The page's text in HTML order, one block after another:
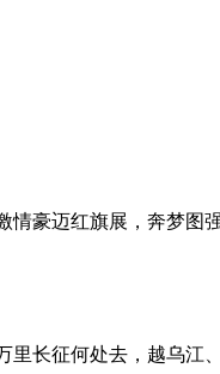
豪迈红旗展，奔梦图强
长征何处去，越乌江、